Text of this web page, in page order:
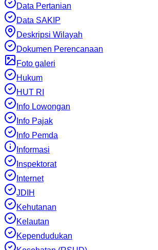
Data Pertanian
Data SAKIP
Deskripsi Wilayah
Dokumen Perencanaan
Foto galeri
Hukum
HUT RI
Info Lowongan
Info Pajak
Info Pemda
Informasi
Inspektorat
Internet
JDIH
Kehutanan
Kelautan
Kependudukan